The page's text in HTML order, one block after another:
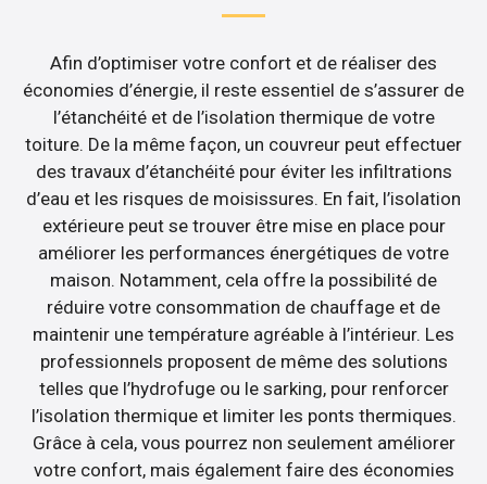
Afin d’optimiser votre confort et de réaliser des
économies d’énergie, il reste essentiel de s’assurer de
l’étanchéité et de l’isolation thermique de votre
toiture. De la même façon, un couvreur peut effectuer
des travaux d’étanchéité pour éviter les infiltrations
d’eau et les risques de moisissures. En fait, l’isolation
extérieure peut se trouver être mise en place pour
améliorer les performances énergétiques de votre
maison. Notamment, cela offre la possibilité de
réduire votre consommation de chauffage et de
maintenir une température agréable à l’intérieur. Les
professionnels proposent de même des solutions
telles que l’hydrofuge ou le sarking, pour renforcer
l’isolation thermique et limiter les ponts thermiques.
Grâce à cela, vous pourrez non seulement améliorer
votre confort, mais également faire des économies